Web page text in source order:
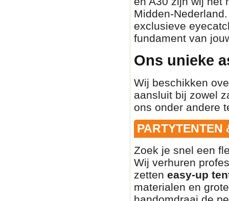
Midden-
exclusieve
fundament van
Ons unieke
Wij beschikken
aansluit bij zowel
ons onder andere
PARTYTENTEN
Zoek je snel een
Wij verhuren
zetten easy-up
materialen en